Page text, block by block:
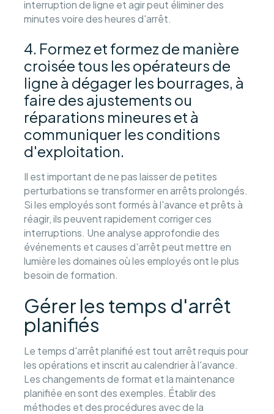
interruption de ligne et agir peut éliminer des
minutes voire des heures d'arrêt.
4. Formez et formez de manière
croisée tous les opérateurs de
ligne à dégager les bourrages, à
faire des ajustements ou
réparations mineures et à
communiquer les conditions
d'exploitation.
Il est important de ne pas laisser de petites
perturbations se transformer en arrêts prolongés.
Si les employés sont formés à l'avance et prêts à
réagir, ils peuvent rapidement corriger ces
interruptions. Une analyse approfondie des
événements et causes d'arrêt peut mettre en
lumière les domaines où les employés ont le plus
besoin de formation.
Gérer les temps d'arrêt
planifiés
Le temps d'arrêt planifié est tout arrêt requis pour
les opérations et inscrit au calendrier à l'avance.
Les changements de format et la maintenance
planifiée en sont des exemples. Établir des
méthodes et des procédures avec de la